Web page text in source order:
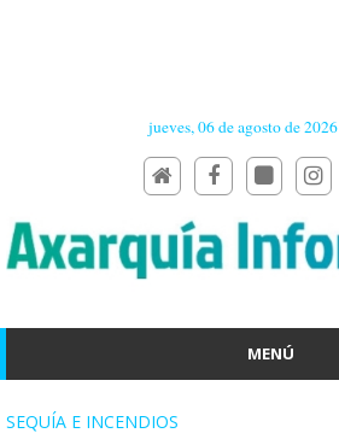
jueves, 06 de agosto de 2026
MENÚ
SEQUÍA E INCENDIOS